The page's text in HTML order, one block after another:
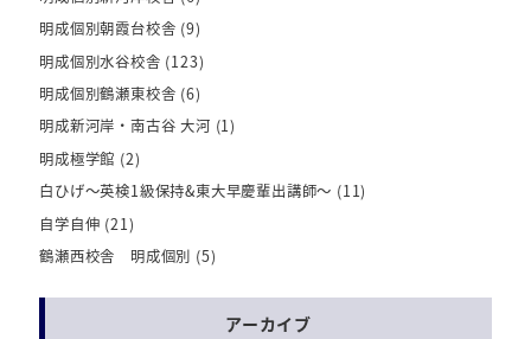
明成個別朝霞台校舎 (9)
明成個別水谷校舎 (123)
明成個別鶴瀬東校舎 (6)
明成新河岸・南古谷 大河 (1)
明成極学館 (2)
白ひげ～英検1級保持&東大早慶輩出講師～ (11)
自学自伸 (21)
鶴瀬西校舎 明成個別 (5)
アーカイブ